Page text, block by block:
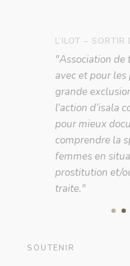
ANA,
"Je crois qu'un
possible, et je
attendre. Je
ma petite pierre
l'abolition du
prostitutionnel
SOUTENIR